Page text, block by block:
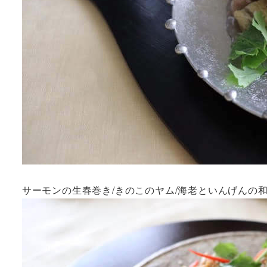
サーモンの生春巻き/きのこのヤム/海老といんげんの